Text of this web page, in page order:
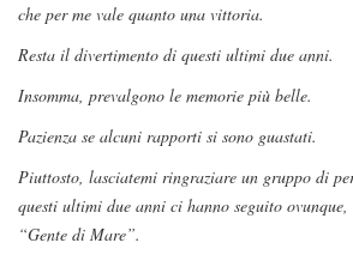
che per me vale quanto una vittoria.
Resta il divertimento di questi ultimi due anni.
Insomma, prevalgono le memorie più belle.
Pazienza se alcuni rapporti si sono guastati.
Piuttosto, lasciatemi ringraziare un gruppo di
questi ultimi due anni ci hanno seguito
“Gente di Mare”.